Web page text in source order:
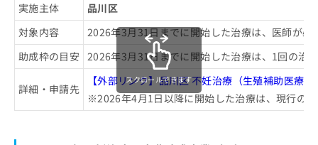
実施主体
品川区
対象内容
2026年3月31日までに開始した治療は、医師が
助成枠の目安 2026年3月31日までに開始した治療は、1回の治
詳細・申請先
【外部リンク】品川区 不妊治療（生殖補助医療
※2026年4月1日以降に開始した治療は、現行の
スクロールできます